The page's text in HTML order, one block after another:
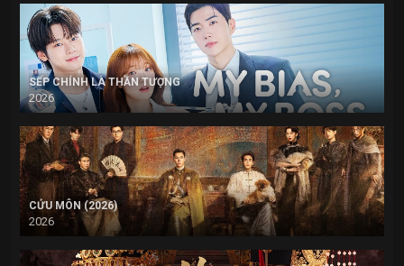
SẾP CHÍNH LÀ THẦN TƯỢNG
2026
CỬU MÔN (2026)
2026